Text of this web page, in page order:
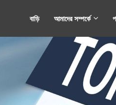
বাড়ি আমাদের সম্পর্কে